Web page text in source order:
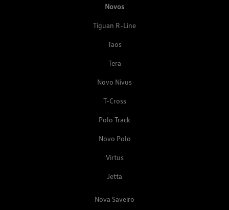
Novos
Tiguan R-Line
Taos
Tera
Novo Nivus
T-Cross
Polo Track
Novo Polo
Virtus
Jetta
Nova Saveiro